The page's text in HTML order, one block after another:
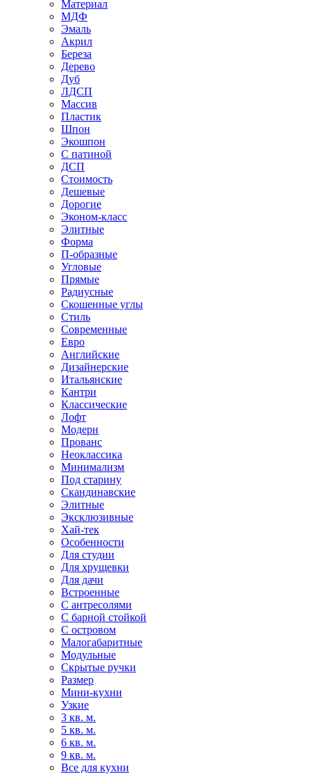
Материал
МДФ
Эмаль
Акрил
Береза
Дерево
Дуб
ЛДСП
Массив
Пластик
Шпон
Экошпон
С патиной
ДСП
Стоимость
Дешевые
Дорогие
Эконом-класс
Элитные
Форма
П-образные
Угловые
Прямые
Радиусные
Скошенные углы
Стиль
Современные
Евро
Английские
Дизайнерские
Итальянские
Кантри
Классические
Лофт
Модерн
Прованс
Неоклассика
Минимализм
Под старину
Скандинавские
Элитные
Эксклюзивные
Хай-тек
Особенности
Для студии
Для хрущевки
Для дачи
Встроенные
С антресолями
С барной стойкой
С островом
Малогабаритные
Модульные
Скрытые ручки
Размер
Мини-кухни
Узкие
3 кв. м.
5 кв. м.
6 кв. м.
9 кв. м.
Все для кухни